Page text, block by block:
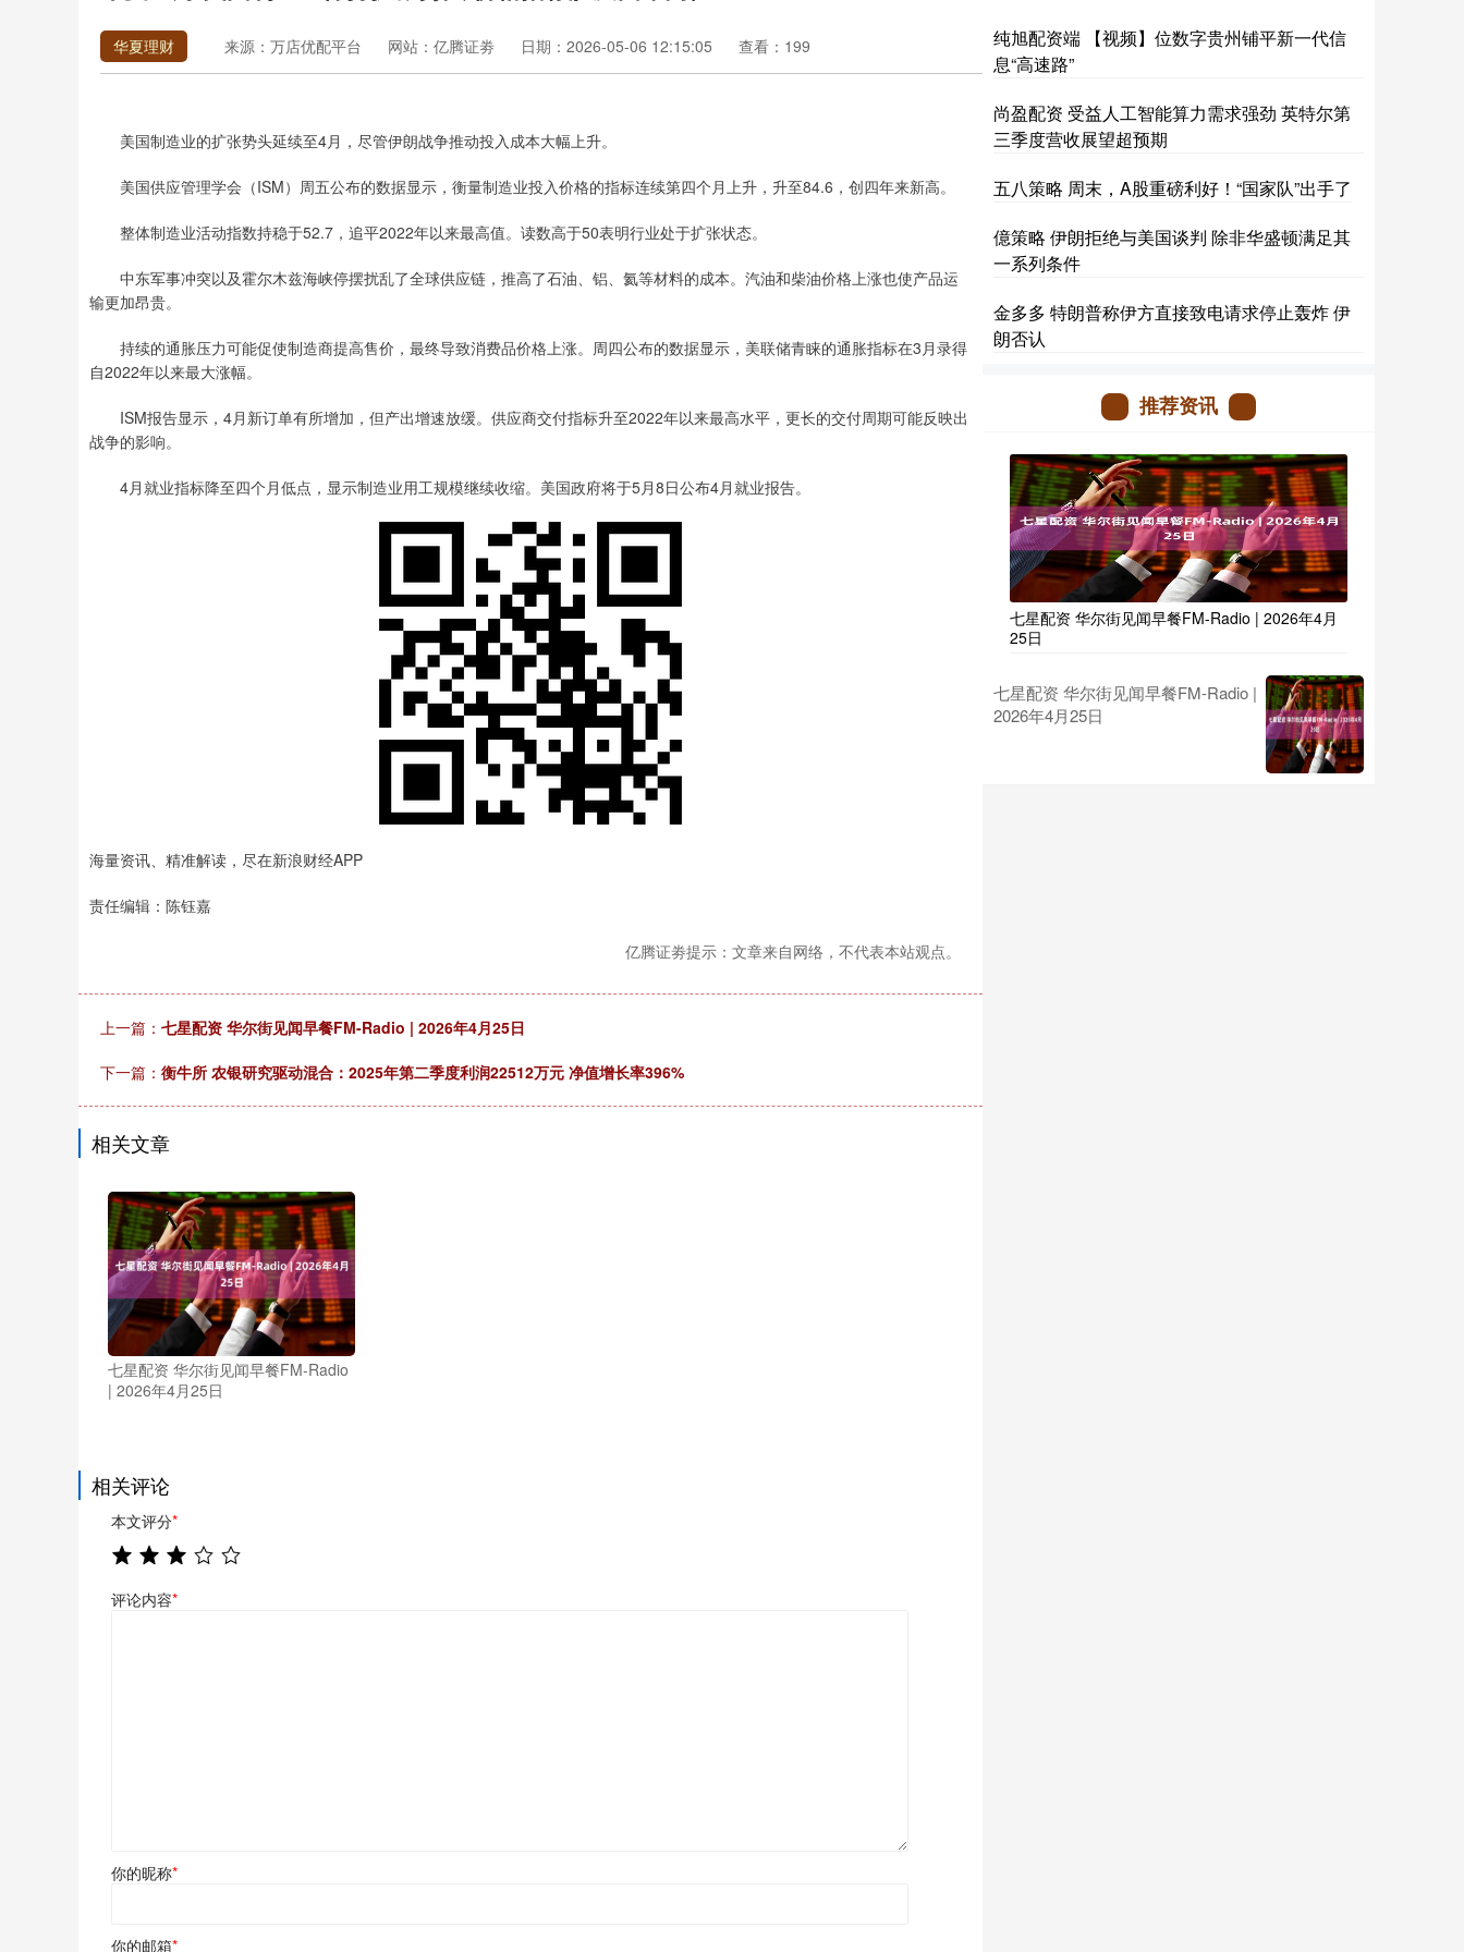
华夏理财 来源：万店优配平台 网站：亿腾证劵 日期：2026-05-06 12:15:05 查看：199
美国制造业的扩张势头延续至4月，尽管伊朗战争推动投入成本大幅上升。
美国供应管理学会（ISM）周五公布的数据显示，衡量制造业投入价格的指标连续第四个月上升，升至84.6，创四年来新高。
整体制造业活动指数持稳于52.7，追平2022年以来最高值。读数高于50表明行业处于扩张状态。
中东军事冲突以及霍尔木兹海峡停摆扰乱了全球供应链，推高了石油、铝、氦等材料的成本。汽油和柴油价格上涨也使产品运
输更加昂贵。
持续的通胀压力可能促使制造商提高售价，最终导致消费品价格上涨。周四公布的数据显示，美联储青睐的通胀指标在3月录得
自2022年以来最大涨幅。
ISM报告显示，4月新订单有所增加，但产出增速放缓。供应商交付指标升至2022年以来最高水平，更长的交付周期可能反映出
战争的影响。
4月就业指标降至四个月低点，显示制造业用工规模继续收缩。美国政府将于5月8日公布4月就业报告。
海量资讯、精准解读，尽在新浪财经APP
责任编辑：陈钰嘉
亿腾证劵提示：文章来自网络，不代表本站观点。
上一篇： 七星配资 华尔街见闻早餐FM-Radio | 2026年4月25日
下一篇： 衡牛所 农银研究驱动混合：2025年第二季度利润22512万元 净值增长率396%
相关文章
七星配资 华尔街见闻早餐FM-Radio
| 2026年4月25日
相关评论
本文评分*
评论内容*
你的昵称*
你的邮箱*
纯旭配资端 【视频】位数字贵州铺平新一代信
息“高速路”
尚盈配资 受益人工智能算力需求强劲 英特尔第
三季度营收展望超预期
五八策略 周末，A股重磅利好！“国家队”出手了
億策略 伊朗拒绝与美国谈判 除非华盛顿满足其
一系列条件
金多多 特朗普称伊方直接致电请求停止轰炸 伊
朗否认
推荐资讯
七星配资 华尔街见闻早餐FM-Radio | 2026年4月
25日
七星配资 华尔街见闻早餐FM-Radio |
2026年4月25日